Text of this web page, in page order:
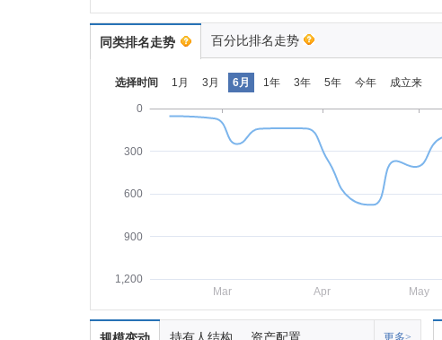
同类排名走势 百分比排名走势
选择时间 1月 3月 6月 1年 3年 5年 今年 成立来
0
300
600
900
1,200
Mar
Apr May
更多>